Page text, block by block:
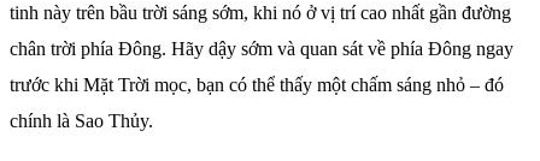
tinh này trên bầu trời sáng sớm, khi nó ở vị trí cao nhất gần đường
chân trời phía Đông. Hãy dậy sớm và quan sát về phía Đông ngay
trước khi Mặt Trời mọc, bạn có thể thấy một chấm sáng nhỏ – đó
chính là Sao Thủy.